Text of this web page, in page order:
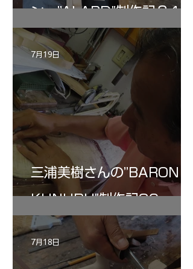
ン ”ALARD"制作記３4
三浦美樹さんの”BARON・
KUNUPU"制作記30
7月19日
7月18日